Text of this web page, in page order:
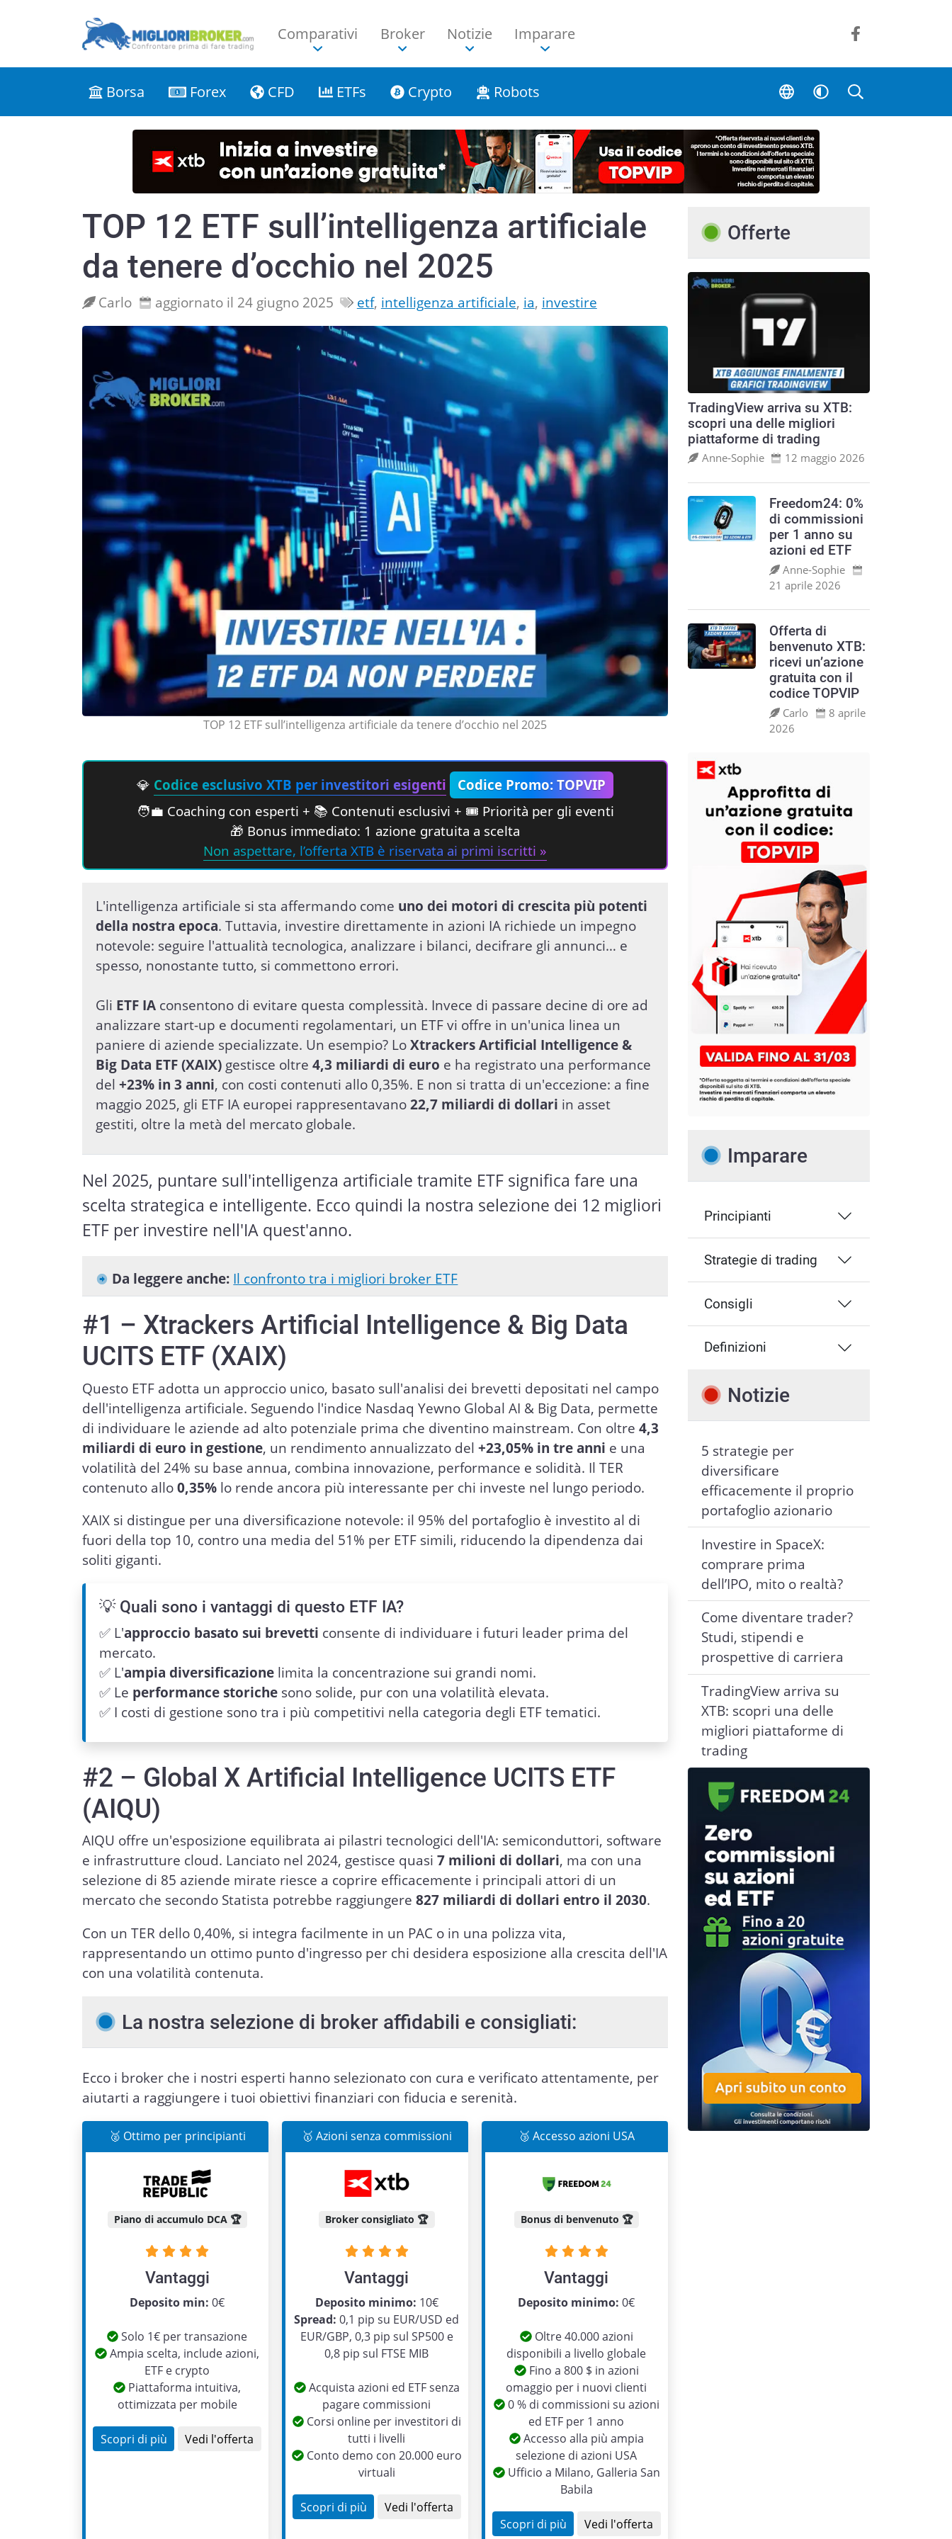
Comparativi Broker Notizie Imparare
Borsa Forex CFD ETFs Crypto Robots
TOP 12 ETF sull’intelligenza artificiale
da tenere d’occhio nel 2025
Carlo aggiornato il 24 giugno 2025 etf, intelligenza artificiale, ia, investire
TOP 12 ETF sull’intelligenza artificiale da tenere d’occhio nel 2025
💎 Codice esclusivo XTB per investitori esigenti
Codice Promo: TOPVIP
🧑‍💼 Coaching con esperti + 📚 Contenuti esclusivi + 🎟 Priorità per gli eventi
🎁 Bonus immediato: 1 azione gratuita a scelta
Non aspettare, l’offerta XTB è riservata ai primi iscritti »
L'intelligenza artificiale si sta affermando come uno dei motori di crescita più potenti
della nostra epoca. Tuttavia, investire direttamente in azioni IA richiede un impegno
notevole: seguire l'attualità tecnologica, analizzare i bilanci, decifrare gli annunci… e
spesso, nonostante tutto, si commettono errori.
Gli ETF IAconsentono di evitare questa complessità. Invece di passare decine di ore ad
analizzare start-up e documenti regolamentari, un ETF vi offre in un'unica linea un
paniere di aziende specializzate. Un esempio? Lo Xtrackers Artificial Intelligence &
Big Data ETF (XAIX)gestisce oltre 4,3 miliardi di euro e ha registrato una performance
del +23% in 3 anni, con costi contenuti allo 0,35%. E non si tratta di un'eccezione: a fine
maggio 2025, gli ETF IA europei rappresentavano 22,7 miliardi di dollari in asset
gestiti, oltre la metà del mercato globale.
Nel 2025, puntare sull'intelligenza artificiale tramite ETF significa fare una
scelta strategica e intelligente. Ecco quindi la nostra selezione dei 12 migliori
ETF per investire nell'IA quest'anno.
Da leggere anche: Il confronto tra i migliori broker ETF
#1 – Xtrackers Artificial Intelligence & Big Data
UCITS ETF (XAIX)
Questo ETF adotta un approccio unico, basato sull'analisi dei brevetti depositati nel campo
dell'intelligenza artificiale. Seguendo l'indice Nasdaq Yewno Global AI & Big Data, permette
di individuare le aziende ad alto potenziale prima che diventino mainstream. Con oltre4,3
miliardi di euro in gestione, un rendimento annualizzato del+23,05% in tre anni e una
volatilità del 24% su base annua, combina innovazione, performance e solidità. Il TER
contenuto allo0,35% lo rende ancora più interessante per chi investe nel lungo periodo.
XAIX si distingue per una diversificazione notevole: il 95% del portafoglio è investito al di
fuori della top 10, contro una media del 51% per ETF simili, riducendo la dipendenza dai
soliti giganti.
💡 Quali sono i vantaggi di questo ETF IA?
✅ L'approccio basato sui brevetti consente di individuare i futuri leader prima del
mercato.
✅ L'ampia diversificazionelimita la concentrazione sui grandi nomi.
✅ Le performance storichesono solide, pur con una volatilità elevata.
✅ I costi di gestione sono tra i più competitivi nella categoria degli ETF tematici.
#2 – Global X Artificial Intelligence UCITS ETF
(AIQU)
AIQU offre un'esposizione equilibrata ai pilastri tecnologici dell'IA: semiconduttori, software
e infrastrutture cloud. Lanciato nel 2024, gestisce quasi7 milioni di dollari, ma con una
selezione di 85 aziende mirate riesce a coprire efficacemente i principali attori di un
mercato che secondo Statista potrebbe raggiungere827 miliardi di dollari entro il 2030.
Con un TER dello 0,40%, si integra facilmente in un PAC o in una polizza vita,
rappresentando un ottimo punto d'ingresso per chi desidera esposizione alla crescita dell'IA
con una volatilità contenuta.
La nostra selezione di broker affidabili e consigliati:
Ecco i broker che i nostri esperti hanno selezionato con cura e verificato attentamente, per
aiutarti a raggiungere i tuoi obiettivi finanziari con fiducia e serenità.
🥈 Ottimo per principianti
Piano di accumulo DCA 🏆
Vantaggi
Deposito min: 0€
Solo 1€ per transazione
Ampia scelta, include azioni,
ETF e crypto
Piattaforma intuitiva,
ottimizzata per mobile
Scopri di più Vedi l'offerta
🥇 Azioni senza commissioni
Broker consigliato 🏆
Vantaggi
Deposito minimo: 10€
Spread: 0,1 pip su EUR/USD ed
EUR/GBP, 0,3 pip sul SP500 e
0,8 pip sul FTSE MIB
Acquista azioni ed ETF senza
pagare commissioni
Corsi online per investitori di
tutti i livelli
Conto demo con 20.000 euro
virtuali
Scopri di più Vedi l'offerta
🥉 Accesso azioni USA
Bonus di benvenuto 🏆
Vantaggi
Deposito minimo: 0€
Oltre 40.000 azioni
disponibili a livello globale
Fino a 800 $ in azioni
omaggio per i nuovi clienti
0 % di commissioni su azioni
ed ETF per 1 anno
Accesso alla più ampia
selezione di azioni USA
Ufficio a Milano, Galleria San
Babila
Scopri di più Vedi l'offerta
Offerte
TradingView arriva su XTB:
scopri una delle migliori
piattaforme di trading
Anne‑Sophie 12 maggio 2026
Freedom24: 0%
di commissioni
per 1 anno su
azioni ed ETF
Anne‑Sophie
21 aprile 2026
Offerta di
benvenuto XTB:
ricevi un’azione
gratuita con il
codice TOPVIP
Carlo
8 aprile
2026
Imparare
Principianti
Strategie di trading
Consigli
Definizioni
Notizie
5 strategie per
diversificare
efficacemente il proprio
portafoglio azionario
Investire in SpaceX:
comprare prima
dell’IPO, mito o realtà?
Come diventare trader?
Studi, stipendi e
prospettive di carriera
TradingView arriva su
XTB: scopri una delle
migliori piattaforme di
trading